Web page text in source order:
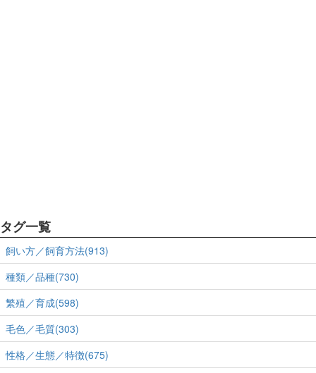
タグ一覧
飼い方／飼育方法(913)
種類／品種(730)
繁殖／育成(598)
毛色／毛質(303)
性格／生態／特徴(675)